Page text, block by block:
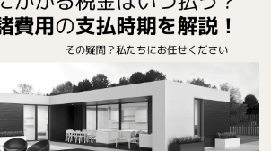
クイックAI査定
高く
りたい
秘密に
売りたい
売った後も
住み続けたい